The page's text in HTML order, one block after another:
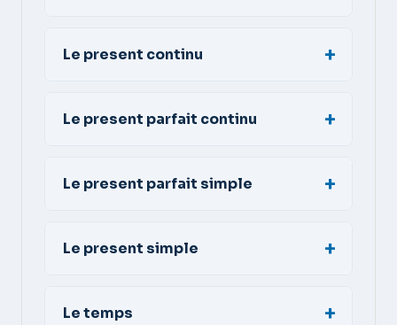
Le present continu
Le present parfait continu
Le present parfait simple
Le present simple
Le temps